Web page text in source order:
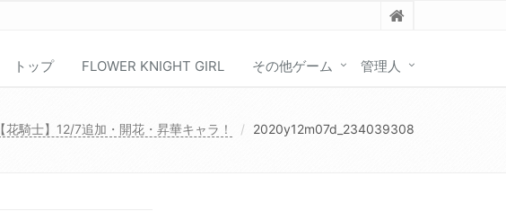
トップ FLOWER KNIGHT GIRL その他ゲーム 管理人
【花騎士】12/7追加・開花・昇華キャラ！ 2020y12m07d_234039308